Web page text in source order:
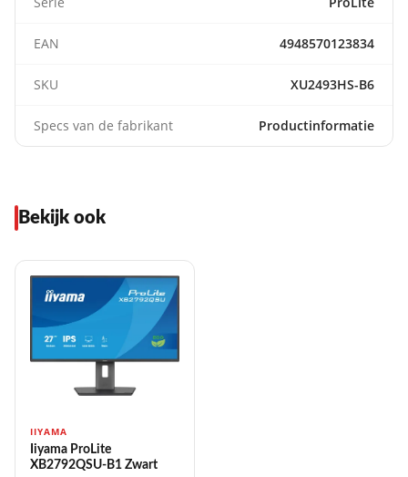
EAN 4948570123834
SKU XU2493HS-B6
Specs van de fabrikant Productinformatie
Bekijk ook
IIYAMA
Iiyama ProLite
XB2792QSU-B1 Zwart